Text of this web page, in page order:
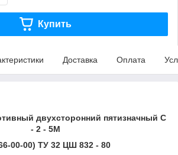
Купить
Доставка Оплата
двухсторонний пятизначный С
- 2 - 5М
00-00) ТУ 32 ЦШ 832 - 80